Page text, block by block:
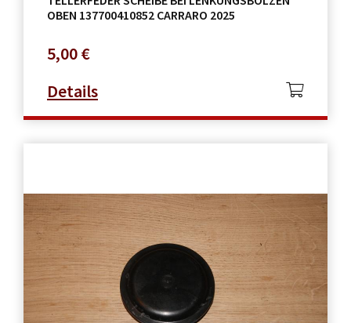
OBEN 137700410852 CARRARO 2025
5,00€
Details